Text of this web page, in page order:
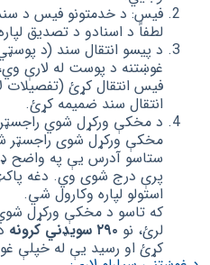
فیس: د خدمتونو فیس د
لطفاً د اسنادو د تصدیق
د پیسو انتقال سند (د
غوښتنه د پوست له لارې
فیس انتقال کړئ (تفصیلات
انتقال سند ضمیمه کړئ.
د مخکې ورکړل شوي
مخکې ورکړل شوی
ستاسو آدرس یې په واضح
پرې درج شوی وي. دغه
استولو لپاره وکارول شي.
که تاسو د مخکې ورکړل شوي
لرئ، نو ۲۹۰ سویډني کرونه
کړئ او رسید یې له خپلې